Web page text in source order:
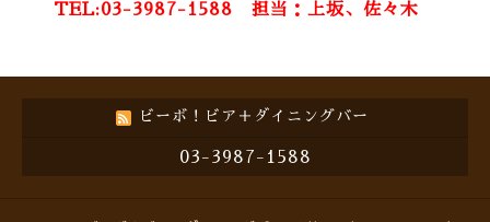
TEL:03-3987-1588 担当：上坂、佐々木
ビーボ！ビア＋ダイニングバー
03-3987-1588